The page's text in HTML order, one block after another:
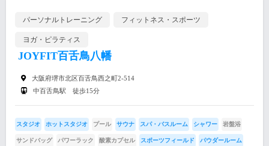
パーソナルトレーニング フィットネス・スポーツ
ヨガ・ピラティス
JOYFIT百舌鳥八幡
大阪府堺市北区百舌鳥西之町2-514
中百舌鳥駅 徒歩15分
スタジオ ホットスタジオ プール サウナ スパ・バスルーム シャワー 岩盤浴
サンドバッグ パワーラック 酸素カプセル スポーツフィールド パウダールーム